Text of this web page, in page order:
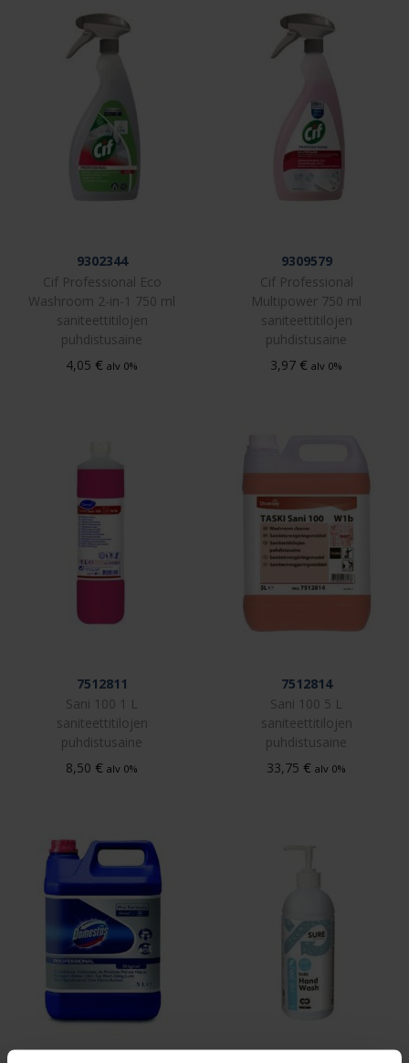
9302344
Cif Professional Eco
Washroom 2-in-1 750 ml
saniteettitilojen
puhdistusaine
4,05 € alv 0%
9309579
Cif Professional
Multipower 750 ml
saniteettitilojen
puhdistusaine
3,97 € alv 0%
7512811
Sani 100 1 L
saniteettitilojen
puhdistusaine
8,50 € alv 0%
7512814
Sani 100 5 L
saniteettitilojen
puhdistusaine
33,75 € alv 0%